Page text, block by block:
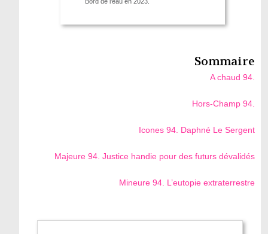
Sommaire
A chaud 94.
Hors-Champ 94.
Icones 94. Daphné Le Sergent
Majeure 94. Justice handie pour des futurs dévalidés
Mineure 94. L’eutopie extraterrestre